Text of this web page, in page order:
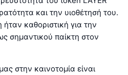
και την υιοθέτησή του.
καθοριστική για την
σημαντικού παίκτη στον
στην καινοτομία είναι